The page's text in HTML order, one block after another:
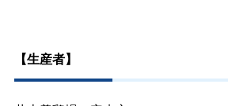
【生産者】